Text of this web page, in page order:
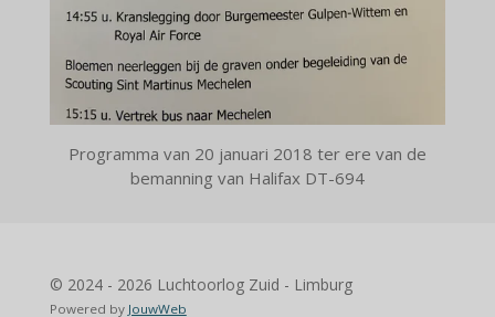
Programma van 20 januari 2018 ter ere van de
bemanning van Halifax DT-694
© 2024 - 2026 Luchtoorlog Zuid - Limburg
Powered by JouwWeb